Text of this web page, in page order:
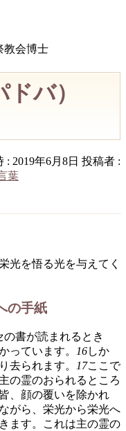
会博士
ドバ）
: 2019年6月8日 投稿者 :
葉
光を悟る光を与えてく
の手紙
書が読まれるとき
っています。
16しか
去られます。
17ここで
の霊のおられるところ
、顔の覆いを除かれ
がら、栄光から栄光へ
ます。これは主の霊の